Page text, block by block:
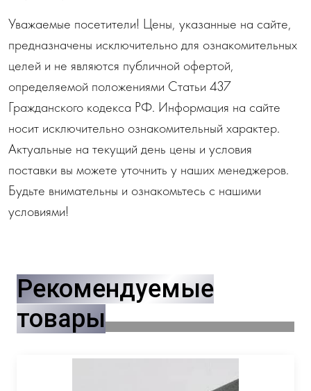
Уважаемые посетители! Цены, указанные на сайте,
предназначены исключительно для ознакомительных
целей и не являются публичной офертой,
определяемой положениями Статьи 437
Гражданского кодекса РФ. Информация на сайте
носит исключительно ознакомительный характер.
Актуальные на текущий день цены и условия
поставки вы можете уточнить у наших менеджеров.
Будьте внимательны и ознакомьтесь с нашими
условиями!
Рекомендуемые
товары